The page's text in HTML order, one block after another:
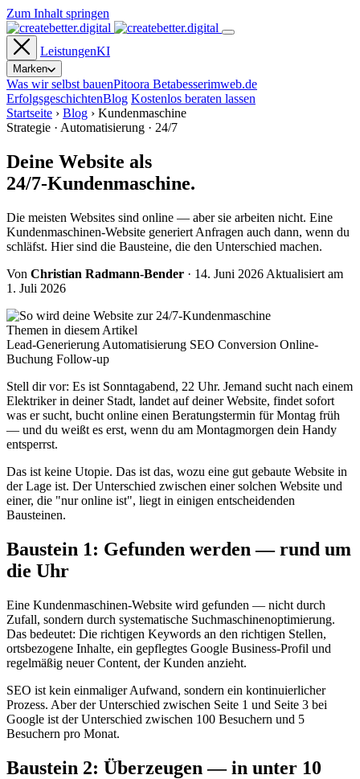
Zum Inhalt springen
LeistungenKI
Marken
Was wir selbst bauenPitoora Betabesserimweb.de
ErfolgsgeschichtenBlog Kostenlos beraten lassen
Startseite › Blog › Kundenmaschine
Strategie · Automatisierung · 24/7
Deine Website als
24/7-Kundenmaschine.
Die meisten Websites sind online — aber sie arbeiten nicht. Eine
Kundenmaschinen-Website generiert Anfragen auch dann, wenn du
schläfst. Hier sind die Bausteine, die den Unterschied machen.
Von Christian Radmann-Bender · 14. Juni 2026 Aktualisiert am
1. Juli 2026
Themen in diesem Artikel
Lead-Generierung Automatisierung SEO Conversion Online-
Buchung Follow-up
Stell dir vor: Es ist Sonntagabend, 22 Uhr. Jemand sucht nach einem
Elektriker in deiner Stadt, landet auf deiner Website, findet sofort
was er sucht, bucht online einen Beratungstermin für Montag früh
— und du weißt es erst, wenn du am Montagmorgen dein Handy
entsperrst.
Das ist keine Utopie. Das ist das, wozu eine gut gebaute Website in
der Lage ist. Der Unterschied zwischen einer solchen Website und
einer, die "nur online ist", liegt in einigen entscheidenden
Bausteinen.
Baustein 1: Gefunden werden — rund um
die Uhr
Eine Kundenmaschinen-Website wird gefunden — nicht durch
Zufall, sondern durch systematische Suchmaschinenoptimierung.
Das bedeutet: Die richtigen Keywords an den richtigen Stellen,
ortsbezogene Inhalte, ein gepflegtes Google Business-Profil und
regelmäßig neuer Content, der Kunden anzieht.
SEO ist kein einmaliger Aufwand, sondern ein kontinuierlicher
Prozess. Aber der Unterschied zwischen Seite 1 und Seite 3 bei
Google ist der Unterschied zwischen 100 Besuchern und 5
Besuchern pro Monat.
Baustein 2: Überzeugen — in unter 10